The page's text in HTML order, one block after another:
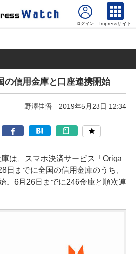
Impressサイト
信用金庫と口座連携開始
野澤佳悟 2019年5月28日 12:34
は、スマホ決済サービス「Origa
日までに全国の信用金庫のうち、
。6月26日までに246金庫と順次連